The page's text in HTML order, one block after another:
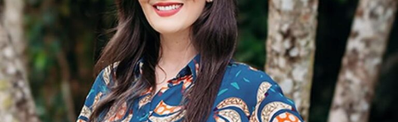
grandiosas da música nacional e internacional, como
Djavan, Tim Maia, Bob Marley, Damian Marley e
Morgan Heritage.
Ficha técnica